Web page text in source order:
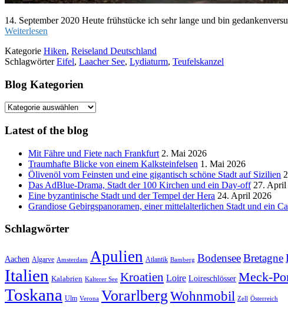
14. September 2020 Heute frühstücke ich sehr lange und bin
Weiterlesen
Kategorie Hiken, Reiseland Deutschland
SchlagwörterEifel, Laacher See, Lydiaturm, Teufelskanzel
Blog Kategorien
Blog
Latest of the blog
Mit Fähre und Fiete nach Frankfurt 2. Mai 2026
Traumhafte Blicke von einem Kalksteinfelsen 1. Mai 2026
Ölivenöl vom Feinsten und eine gigantisch schöne Stadt auf Sizilien
Das AdBlue-Drama, Stadt der 100 Kirchen und ein Day-off 27. April
Eine byzantinische Stadt und der Tempel der Hera 24. April 2026
Grandiose Gebirgspanoramen, einer mittelalterlichen Stadt und ein
Schlagwörter
Aachen Algarve Amsterdam Apulien Atlantik Bamberg BodenseeBretagne
Italien Kalabrien Kalterer See Kroatien Loire Loireschlösser Meck-
Toskana Ulm Verona VorarlbergWohnmobil Zell Österreich